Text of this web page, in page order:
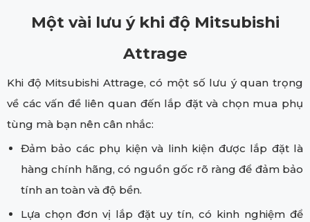
Một vài lưu ý khi độ Mitsubishi
Attrage
Khi độ Mitsubishi Attrage, có một số lưu ý quan trọng
về các vấn đề liên quan đến lắp đặt và chọn mua phụ
tùng mà bạn nên cân nhắc:
Đảm bảo các phụ kiện và linh kiện được lắp đặt là
hàng chính hãng, có nguồn gốc rõ ràng để đảm bảo
tính an toàn và độ bền.
Lựa chọn đơn vị lắp đặt uy tín, có kinh nghiệm để